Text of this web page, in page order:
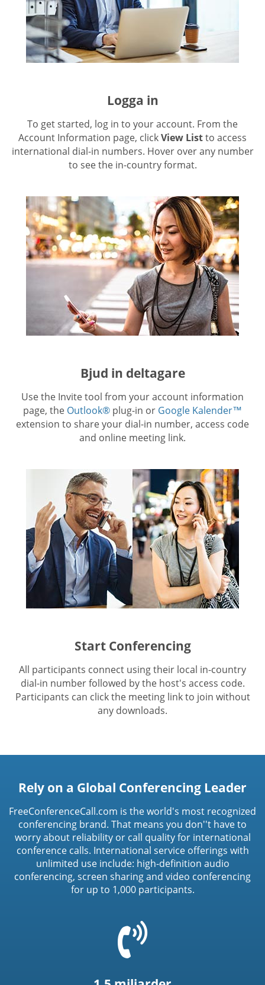
Logga in
To get started, log in to your account. From the
Account Information page, clickView Listto access
international dial-in numbers. Hover over any number
to see the in-country format.
Bjud in deltagare
Use the Invite tool from your account information
page, the Outlook® plug-in or Google Kalender™
extension to share your dial-in number, access code
and online meeting link.
Start Conferencing
All participants connect using their local in-country
dial-in number followed by the host's access code.
Participants can click the meeting link to join without
any downloads.
Rely on a Global Conferencing Leader
FreeConferenceCall.com is the world's most recognized
conferencing brand. That means you don''t have to
worry about reliability or call quality for international
conference calls. International service offerings with
unlimited use include: high-definition audio
conferencing, screen sharing and video conferencing
for up to 1,000 participants.
t('common.phone_icon')